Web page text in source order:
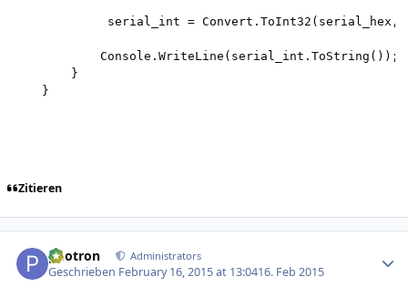
serial_int = Convert.ToInt32(serial_hex,
Console.WriteLine(serial_int.ToString());
}
}
Zitieren
photron Administrators
Geschrieben February 16, 2015 at 13:0416. Feb 2015